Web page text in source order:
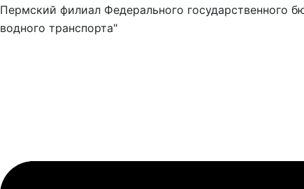
Пермский филиал Федерального государственного
водного транспорта"